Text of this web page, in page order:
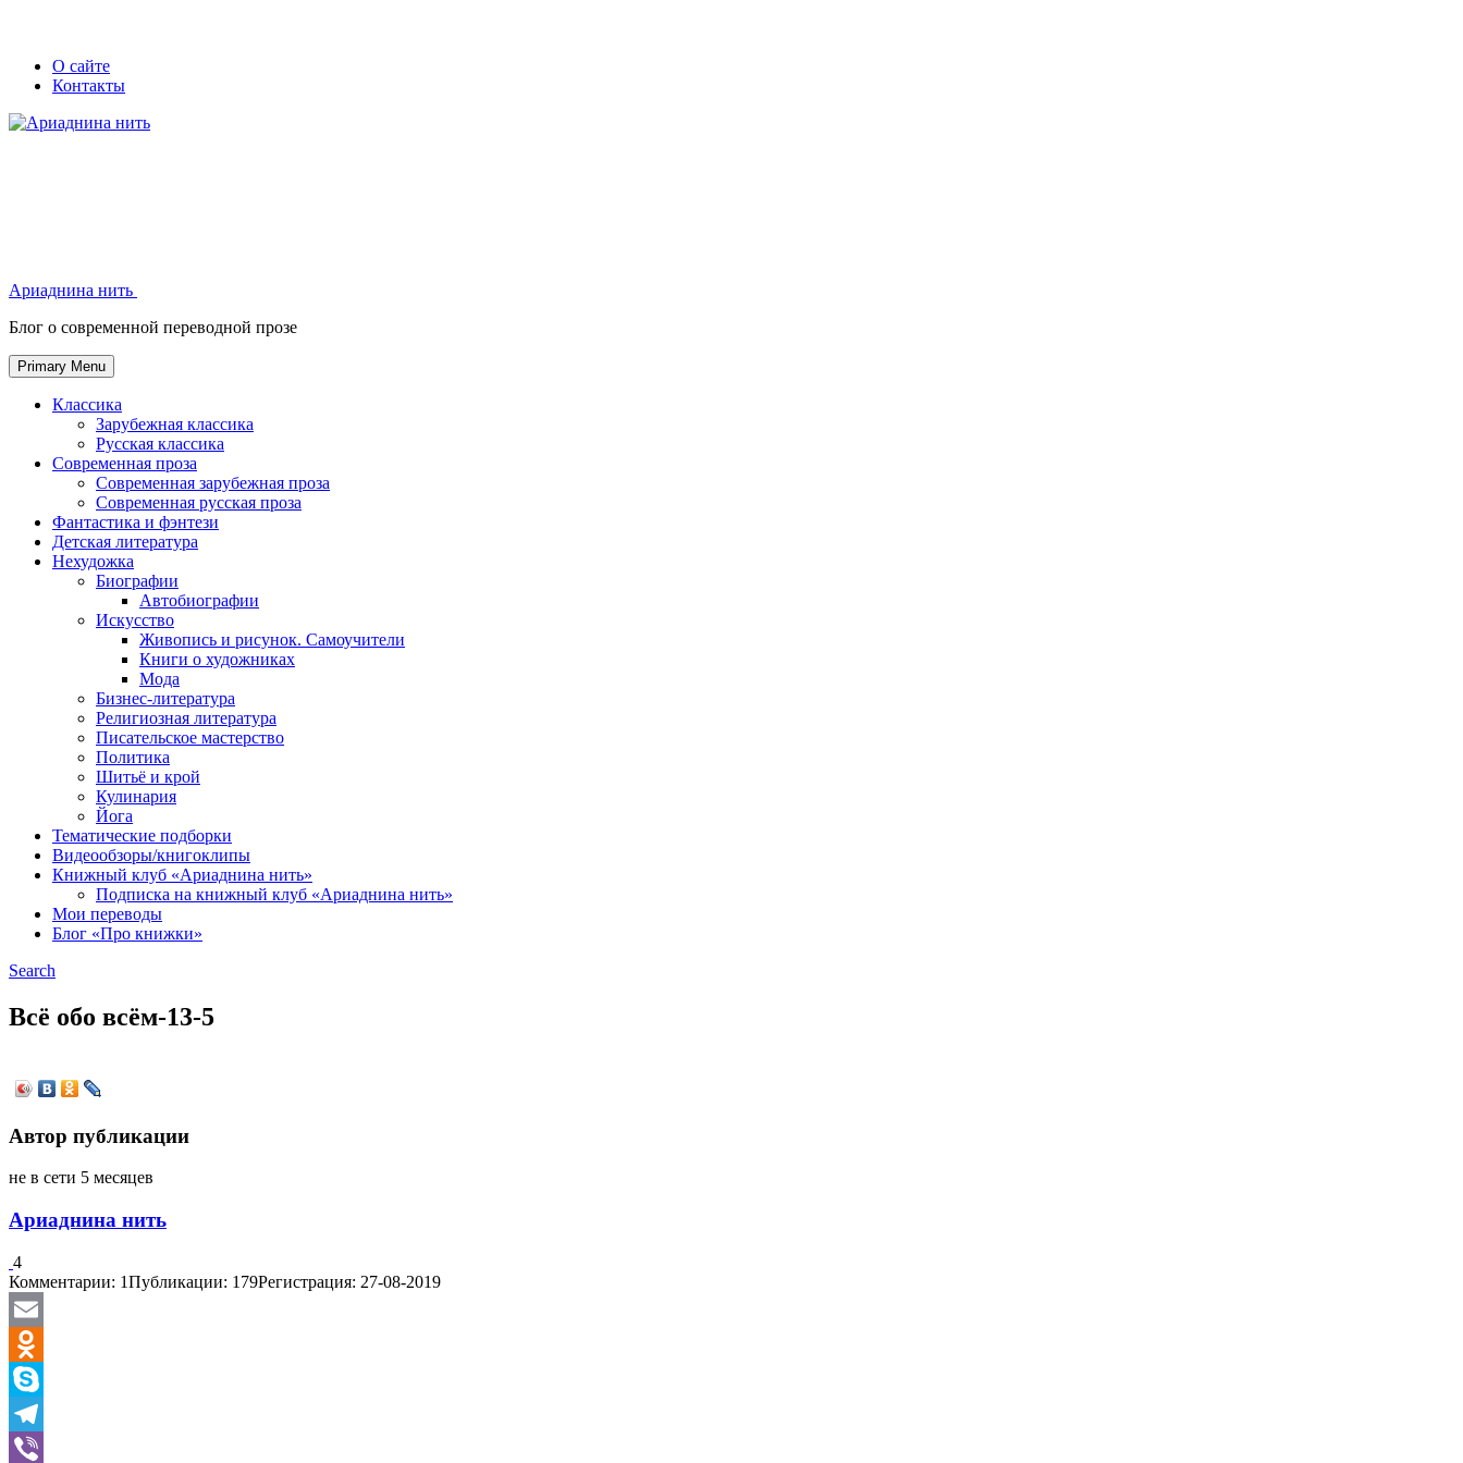
Skip
Secondary
left
navigation
Secondary
right
navigation
О сайте
Контакты
Ариаднина нить
Блог о современной переводной прозе
Primary Menu
Классика
Зарубежная классика
Русская классика
Современная проза
Современная зарубежная проза
Современная русская проза
Фантастика и фэнтези
Детская литература
Нехудожка
Биографии
Автобиографии
Искусство
Живопись и рисунок. Самоучители
Книги о художниках
Мода
Бизнес-литература
Религиозная литература
Писательское мастерство
Политика
Шитьё и крой
Кулинария
Йога
Тематические подборки
Видеообзоры/книгоклипы
Книжный клуб «Ариаднина нить»
Подписка на книжный клуб «Ариаднина нить»
Мои переводы
Блог «Про книжки»
Search
Всё обо всём-13-5
Автор публикации
не в сети 5 месяцев
Ариаднина нить
4
Комментарии: 1Публикации: 179Регистрация: 27-08-2019
Email
Odnoklassniki
Skype
Telegram